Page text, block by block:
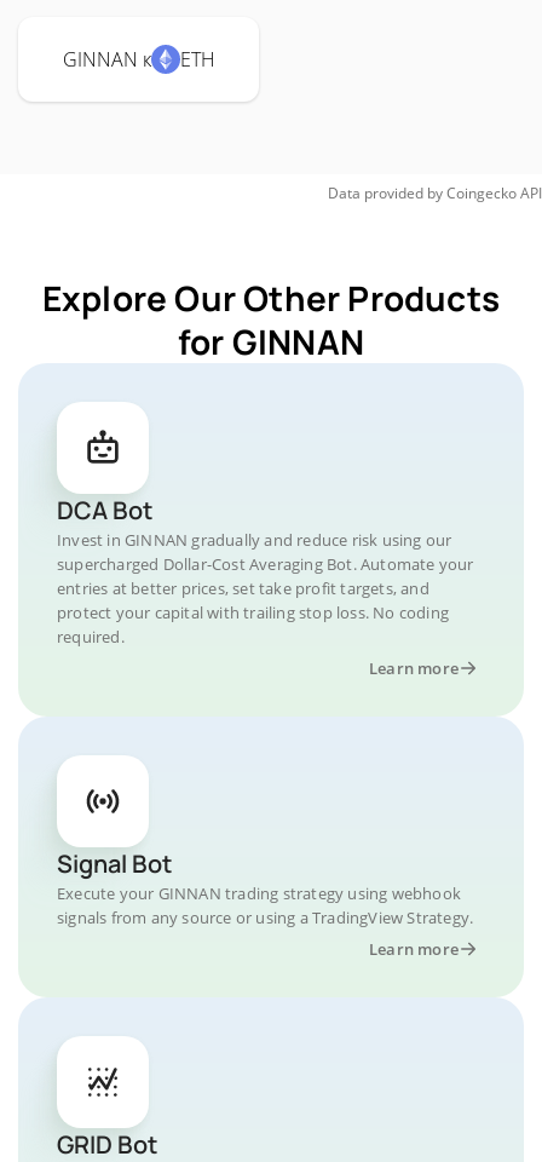
GINNAN к ETH
Data provided byCoingeckoAPI
Explore Our Other Products
for GINNAN
DCA Bot
Invest in GINNAN gradually and reduce risk using our
supercharged Dollar-Cost Averaging Bot. Automate your
entries at better prices, set take profit targets, and
protect your capital with trailing stop loss. No coding
required.
Learn more
Signal Bot
Execute your GINNAN trading strategy using webhook
signals from any source or using a TradingView Strategy.
Learn more
GRID Bot